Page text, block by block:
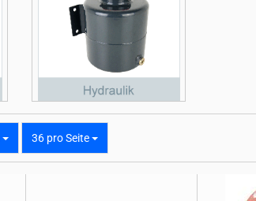
36 pro Seite
pro Seite